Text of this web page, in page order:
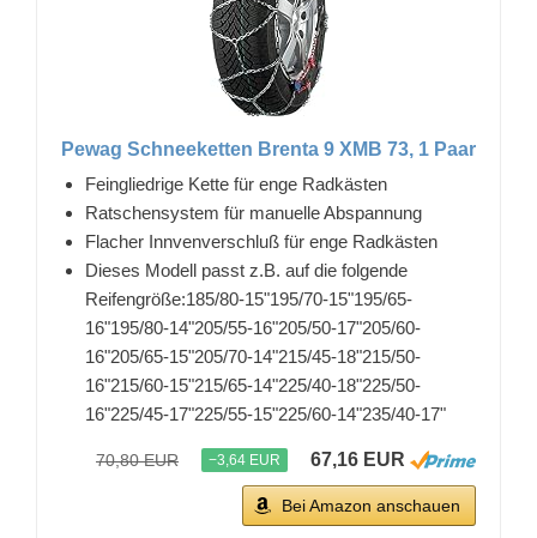
Pewag Schneeketten Brenta 9 XMB 73, 1 Paar
Feingliedrige Kette für enge Radkästen
Ratschensystem für manuelle Abspannung
Flacher Innvenverschluß für enge Radkästen
Dieses Modell passt z.B. auf die folgende
Reifengröße:185/80-15"195/70-15"195/65-
16"195/80-14"205/55-16"205/50-17"205/60-
16"205/65-15"205/70-14"215/45-18"215/50-
16"215/60-15"215/65-14"225/40-18"225/50-
16"225/45-17"225/55-15"225/60-14"235/40-17"
70,80 EUR −3,64 EUR 67,16 EUR
Bei Amazon anschauen